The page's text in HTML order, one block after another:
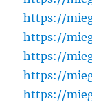
https://
https://
https://
https://
https://